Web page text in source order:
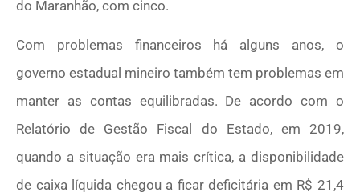
do Maranhão, com cinco.
Com problemas financeiros há alguns anos, o
governo estadual mineiro também tem problemas em
manter as contas equilibradas. De acordo com o
Relatório de Gestão Fiscal do Estado, em 2019,
quando a situação era mais crítica, a disponibilidade
de caixa líquida chegou a ficar deficitária em R$ 21,4